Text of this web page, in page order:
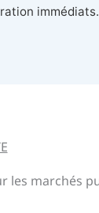
immédiats.
les marchés